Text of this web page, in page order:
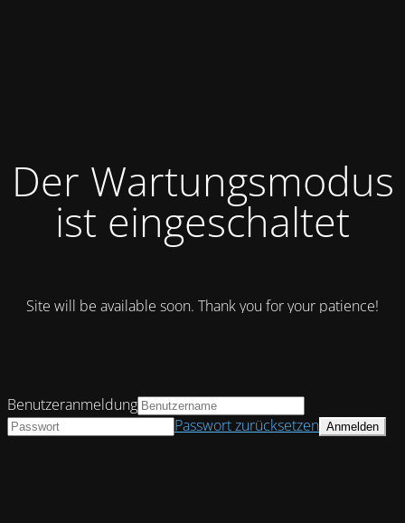
Der Wartungsmodus
ist eingeschaltet
Site will be available soon. Thank you for your patience!
Benutzeranmeldung
Passwort zurücksetzen